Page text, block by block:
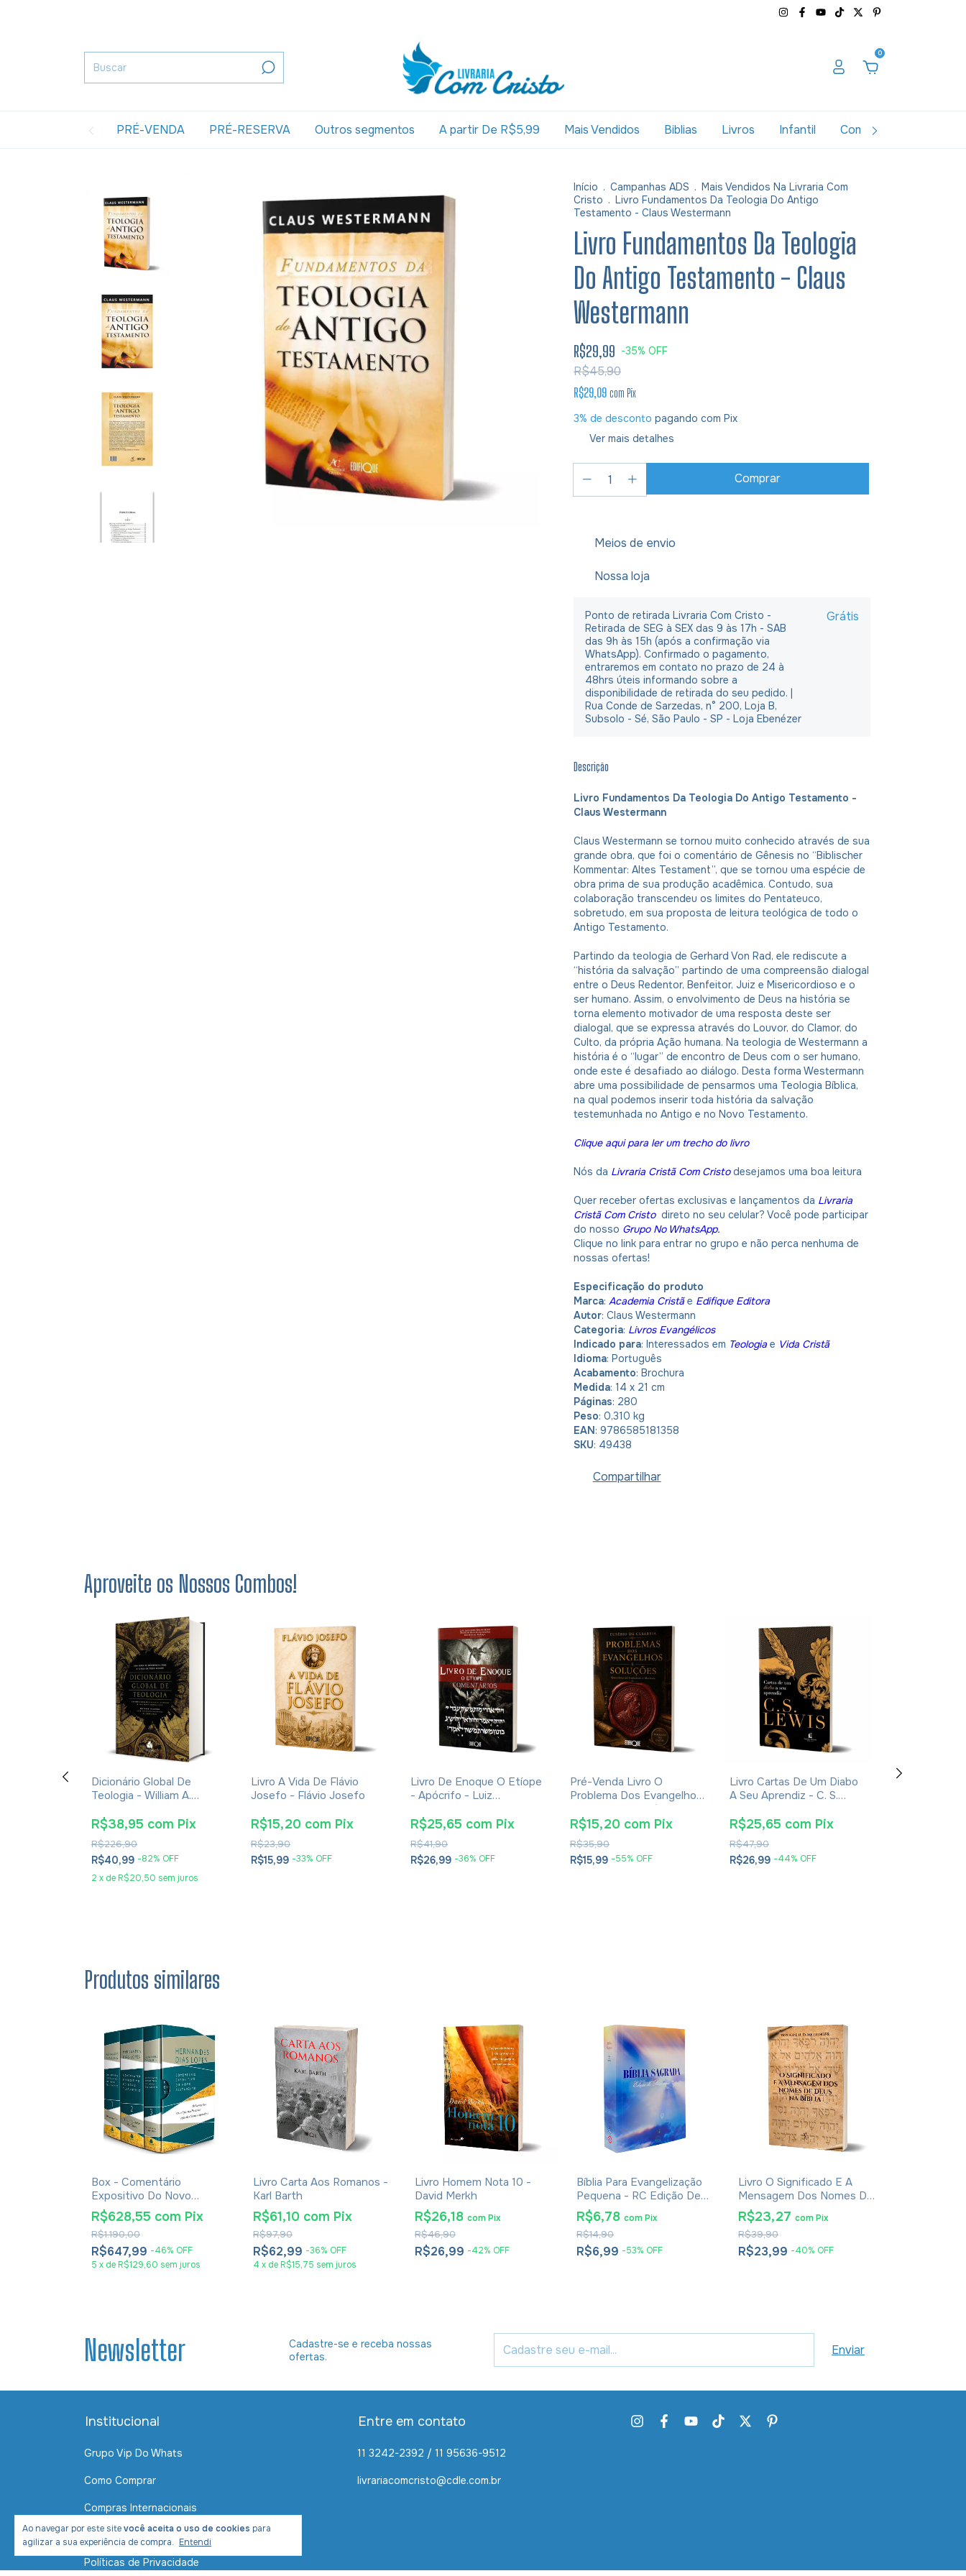
0
PRÉ-VENDA PRÉ-RESERVA Outros segmentos A partir De R$5,99 Mais Vendidos Biblias Livros Infantil Combos
Ao navegar por este sitevocê aceita o uso de cookies para
agilizar a sua experiência de compra. Entendi
Início . Campanhas ADS . Mais Vendidos Na Livraria Com
Cristo . Livro Fundamentos Da Teologia Do Antigo
Testamento - Claus Westermann
Livro Fundamentos Da Teologia
Do Antigo Testamento - Claus
Westermann
R$29,99 -35% OFF
R$45,90
R$29,09 com Pix
3% de desconto pagando com Pix
Ver mais detalhes
Meios de envio
Nossa loja
Ponto de retirada Livraria Com Cristo -
Retirada de SEG à SEX das 9 às 17h - SAB
das 9h às 15h (após a confirmação via
WhatsApp). Confirmado o pagamento,
entraremos em contato no prazo de 24 à
48hrs úteis informando sobre a
disponibilidade de retirada do seu pedido. |
Rua Conde de Sarzedas, n° 200, Loja B,
Subsolo - Sé, São Paulo - SP - Loja Ebenézer
Grátis
Descrição
Livro Fundamentos Da Teologia Do Antigo Testamento -
Claus Westermann
Claus Westermann se tornou muito conhecido através de sua
grande obra, que foi o comentário de Gênesis no “Biblischer
Kommentar: Altes Testament”, que se tornou uma espécie de
obra prima de sua produção acadêmica. Contudo, sua
colaboração transcendeu os limites do Pentateuco,
sobretudo, em sua proposta de leitura teológica de todo o
Antigo Testamento.
Partindo da teologia de Gerhard Von Rad, ele rediscute a
“história da salvação” partindo de uma compreensão dialogal
entre o Deus Redentor, Benfeitor, Juiz e Misericordioso e o
ser humano. Assim, o envolvimento de Deus na história se
torna elemento motivador de uma resposta deste ser
dialogal, que se expressa através do Louvor, do Clamor, do
Culto, da própria Ação humana. Na teologia de Westermann a
história é o “lugar” de encontro de Deus com o ser humano,
onde este é desafiado ao diálogo. Desta forma Westermann
abre uma possibilidade de pensarmos uma Teologia Bíblica,
na qual podemos inserir toda história da salvação
testemunhada no Antigo e no Novo Testamento.
Clique aqui para ler um trecho do livro
Nós da Livraria Cristã Com Cristodesejamos uma boa leitura
Quer receber ofertas exclusivas e lançamentos da Livraria
Cristã Com Cristo direto no seu celular? Você pode participar
do nosso Grupo No WhatsApp.
Clique no link para entrar no grupo e não perca nenhuma de
nossas ofertas!
Especificação do produto
Marca: Academia Cristãe Edifique Editora
Autor: Claus Westermann
Categoria: Livros Evangélicos
Indicado para: Interessados em Teologia e Vida Cristã
Idioma: Português
Acabamento: Brochura
Medida: 14 x 21 cm
Páginas: 280
Peso: 0,310 kg
EAN: 9786585181358
SKU: 49438
Compartilhar
Aproveite os Nossos Combos!
Dicionário Global De
Teologia - William A.
R$40,99 -82% OFF
2 x de R$20,50 sem juros
R$226,90
R$38,95 com Pix
Livro A Vida De Flávio
Josefo - Flávio Josefo
R$15,99 -33% OFF
R$23,90
R$15,20 com Pix
Livro De Enoque O Etíope
- Apócrifo - Luiz
R$26,99 -36% OFF
R$41,90
R$25,65 com Pix
Pré-Venda Livro O
Problema Dos Evangelhos
E Soluções- Eusébio De
Cesareia
R$15,99 -55% OFF
R$35,90
R$15,20 com Pix
Livro Cartas De Um Diabo
A Seu Aprendiz - C. S.
R$26,99 -44% OFF
R$47,90
R$25,65 com Pix
Livro
Produtos similares
Box - Comentário
Expositivo Do Novo
Testamento - Hernandes
Dias Lopes
R$647,99 -46% OFF
R$1.190,00
R$628,55 com Pix
5 x de R$129,60 sem juros
Livro Carta Aos Romanos -
Karl Barth
R$62,99 -36% OFF
R$97,90
R$61,10 com Pix
4 x de R$15,75 sem juros
Livro Homem Nota 10 -
David Merkh
R$26,99 -42% OFF
R$46,90
R$26,18 comPix
Bíblia Para Evangelização
Pequena - RC Edição De
Promessas
R$6,99 -53% OFF
R$14,90
R$6,78 comPix
Livro O Significado E A
Mensagem Dos Nomes De
Deus Na Bíblia - Tryggve
N. D. Mettinger
R$23,99 -40% OFF
R$39,90
R$23,27 comPix
Newsletter
Cadastre-se e receba nossas
ofertas.
Institucional
Grupo Vip Do Whats
Como Comprar
Compras Internacionais
Contato
Políticas de Privacidade
Entre em contato
11 3242-2392 / 11 95636-9512
livrariacomcristo@cdle.com.br